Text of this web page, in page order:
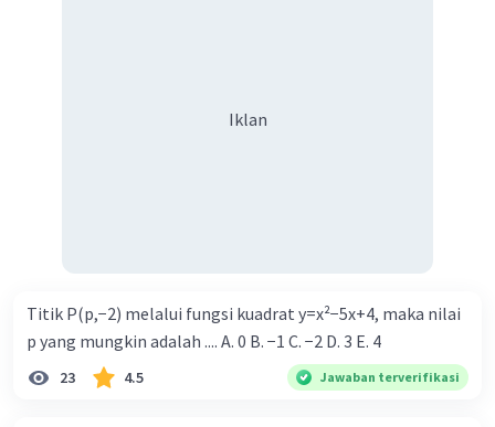
Iklan
Titik P(p,−2) melalui fungsi kuadrat y=x²−5x+4, maka nilai
p yang mungkin adalah .... A. 0 B. −1 C. −2 D. 3 E. 4
23 4.5 Jawaban terverifikasi